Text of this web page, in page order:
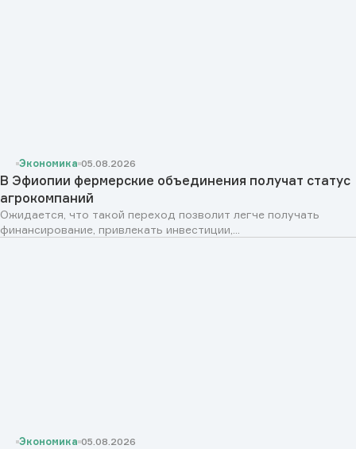
Экономика 05.08.2026
В Эфиопии фермерские объединения получат статус
агрокомпаний
Ожидается, что такой переход позволит легче получать
финансирование, привлекать инвестиции,...
Экономика 05.08.2026